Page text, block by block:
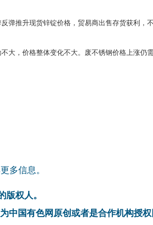
弹推升现货锌锭价格，贸易商出售存货获利，
大，价格整体变化不大。废不锈钢价格上涨仍
多信息。
权人。
中国有色网原创或者是合作机构授权